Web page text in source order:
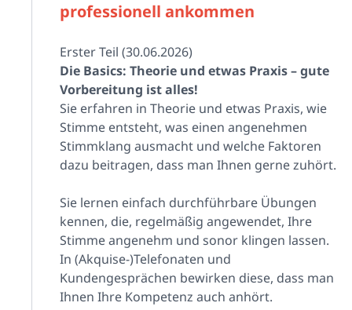
professionell ankommen
Erster Teil (30.06.2026)
Die Basics: Theorie und etwas Praxis – gute
Vorbereitung ist alles!
Sie erfahren in Theorie und etwas Praxis, wie
Stimme entsteht, was einen angenehmen
Stimmklang ausmacht und welche Faktoren
dazu beitragen, dass man Ihnen gerne zuhört.
Sie lernen einfach durchführbare Übungen
kennen, die, regelmäßig angewendet, Ihre
Stimme angenehm und sonor klingen lassen.
In (Akquise-)Telefonaten und
Kundengesprächen bewirken diese, dass man
Ihnen Ihre Kompetenz auch anhört.